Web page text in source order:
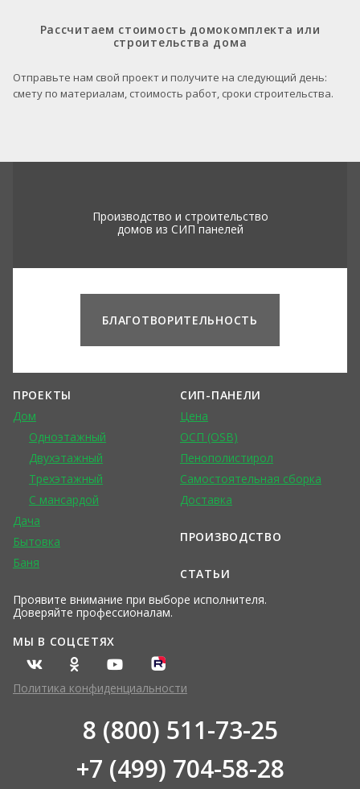
Рассчитаем стоимость домокомплекта или
строительства дома
Отправьте нам свой проект и получите на следующий день:
смету по материалам, стоимость работ, сроки строительства.
Производство и строительство
домов из СИП панелей
БЛАГОТВОРИТЕЛЬНОСТЬ
ПРОЕКТЫ
Дом
Одноэтажный
Двухэтажный
Трехэтажный
С мансардой
Дача
Бытовка
Баня
Проявите внимание при выборе исполнителя.
Доверяйте профессионалам.
СИП-ПАНЕЛИ
Цена
ОСП (OSB)
Пенополистирол
Самостоятельная сборка
Доставка
ПРОИЗВОДСТВО
СТАТЬИ
МЫ В СОЦСЕТЯХ
Политика конфиденциальности
8 (800) 511-73-25
+7 (499) 704-58-28